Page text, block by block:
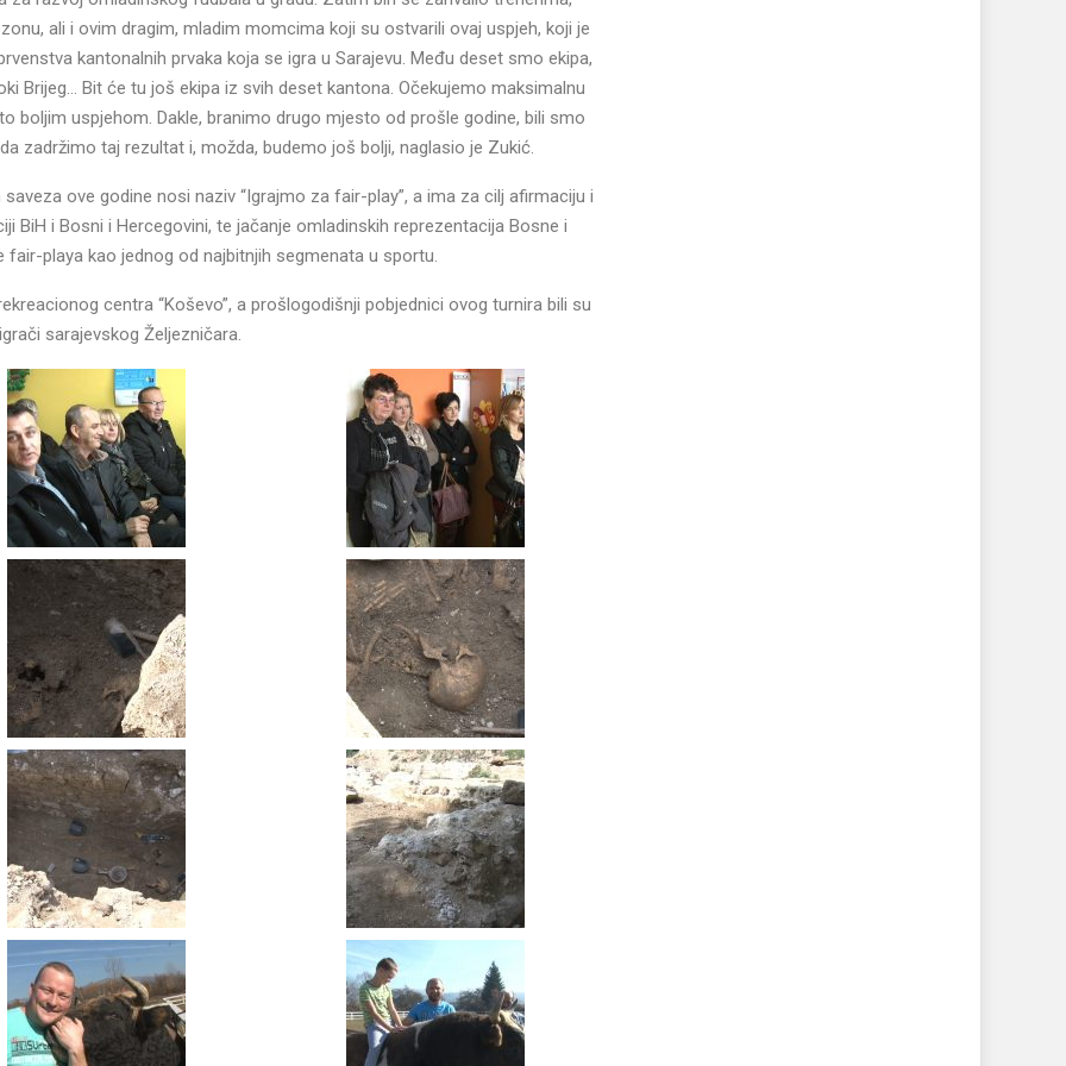
ali i ovim dragim, mladim momcima koji su ostvarili ovaj uspjeh, koji je
kantonalnih prvaka koja se igra u Sarajevu. Među deset smo ekipa,
Brijeg… Bit će tu još ekipa iz svih deset kantona. Očekujemo maksimalnu
boljim uspjehom. Dakle, branimo drugo mjesto od prošle godine, bili smo
zadržimo taj rezultat i, možda, budemo još bolji, naglasio je Zukić.
ove godine nosi naziv “Igrajmo za fair-play”, a ima za cilj afirmaciju i
BiH i Bosni i Hercegovini, te jačanje omladinskih reprezentacija Bosne i
fair-playa kao jednog od najbitnjih segmenata u sportu.
centra “Koševo”, a prošlogodišnji pobjednici ovog turnira bili su
sarajevskog Željezničara.